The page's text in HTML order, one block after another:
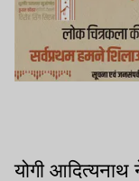
योगी